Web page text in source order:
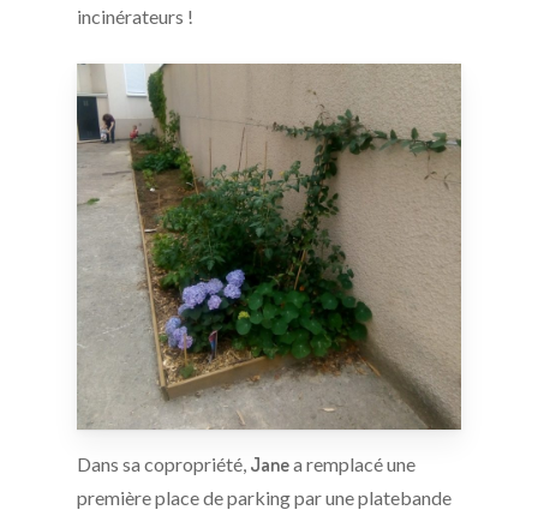
incinérateurs !
Dans sa copropriété, Janea remplacé une
première place de parking par une platebande